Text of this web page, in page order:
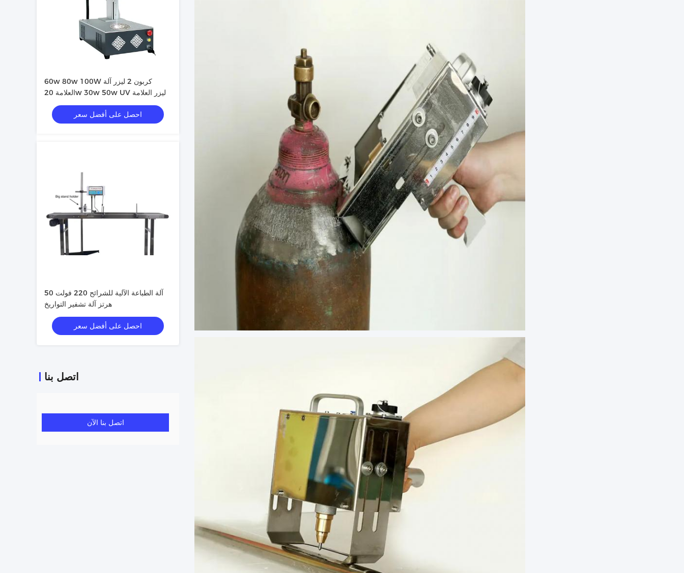
60w 80w 100W كربون 2 ليزر آلة
العلامة 20w 30w 50w UV ليزر العلامة
احصل على أفضل سعر
آلة الطباعة الآلية للشرائح 220 فولت 50
هرتز آلة تشفير التواريخ
احصل على أفضل سعر
اتصل بنا
اتصل بنا الآن